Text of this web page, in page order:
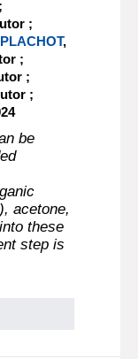
;
,
;
;
;
be
acetone,
these
step is